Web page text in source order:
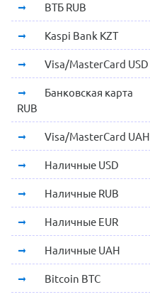
ВТБ RUB
Kaspi Bank KZT
Visa/MasterCard USD
Банковская карта
RUB
Visa/MasterCard UAH
Наличные USD
Наличные RUB
Наличные EUR
Наличные UAH
Bitcoin BTC